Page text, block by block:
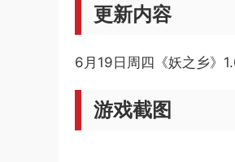
更新内容
6月19日周四 《妖之乡》
游戏截图